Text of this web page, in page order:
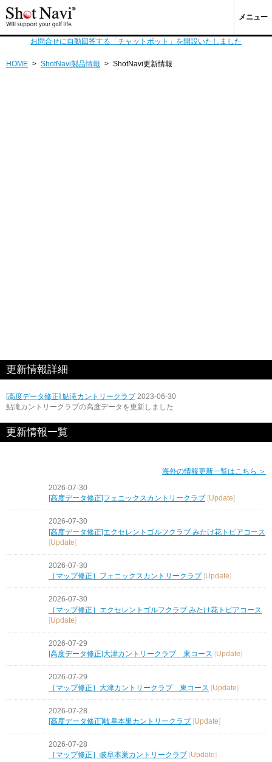
メニュー
お問合せに自動回答する「チャットボット」を開設いたしました
HOME > ShotNavi製品情報 > ShotNavi更新情報
更新情報詳細
[高度データ修正] 鮎滝カントリークラブ 2023-06-30
鮎滝カントリークラブの高度データを更新しました
更新情報一覧
海外の情報更新一覧はこちら ＞
2026-07-30
[高度データ修正]フェニックスカントリークラブ
Update
2026-07-30
[高度データ修正]エクセレントゴルフクラブ みたけ花トピアコース
[Update]
2026-07-30
［マップ修正］フェニックスカントリークラブ [Update]
2026-07-30
［マップ修正］エクセレントゴルフクラブ みたけ花トピアコース
[Update]
2026-07-29
[高度データ修正]大津カントリークラブ 東コース [Update]
2026-07-29
［マップ修正］大津カントリークラブ 東コース [Update]
2026-07-28
[高度データ修正]岐阜本巣カントリークラブ [Update]
2026-07-28
［マップ修正］岐阜本巣カントリークラブ
Update